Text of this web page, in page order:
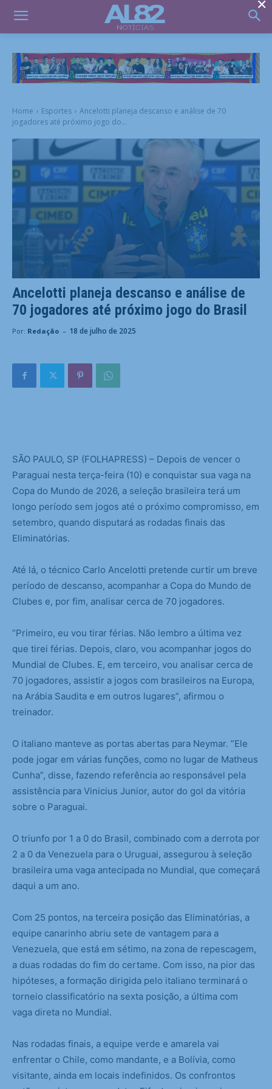
Home Esportes
Ancelotti planeja descanso e análise de 70
jogadores até próximo jogo do...
Ancelotti planeja descanso e análise de
70 jogadores até próximo jogo do Brasil
Por: Redação - 18 de julho de 2025
SÃO PAULO, SP (FOLHAPRESS) – Depois de vencer o
Paraguai nesta terça-feira (10) e conquistar sua vaga na
Copa do Mundo de 2026, a seleção brasileira terá um
longo período sem jogos até o próximo compromisso, em
setembro, quando disputará as rodadas finais das
Eliminatórias.
Até lá, o técnico Carlo Ancelotti pretende curtir um breve
período de descanso, acompanhar a Copa do Mundo de
Clubes e, por fim, analisar cerca de 70 jogadores.
”Primeiro, eu vou tirar férias. Não lembro a última vez
que tirei férias. Depois, claro, vou acompanhar jogos do
Mundial de Clubes. E, em terceiro, vou analisar cerca de
70 jogadores, assistir a jogos com brasileiros na Europa,
na Arábia Saudita e em outros lugares”, afirmou o
treinador.
O italiano manteve as portas abertas para Neymar. ”Ele
pode jogar em várias funções, como no lugar de Matheus
Cunha”, disse, fazendo referência ao responsável pela
assistência para Vinicius Junior, autor do gol da vitória
sobre o Paraguai.
O triunfo por 1 a 0 do Brasil, combinado com a derrota por
2 a 0 da Venezuela para o Uruguai, assegurou à seleção
brasileira uma vaga antecipada no Mundial, que começará
daqui a um ano.
Com 25 pontos, na terceira posição das Eliminatórias, a
equipe canarinho abriu sete de vantagem para a
Venezuela, que está em sétimo, na zona de repescagem,
a duas rodadas do fim do certame. Com isso, na pior das
hipóteses, a formação dirigida pelo italiano terminará o
torneio classificatório na sexta posição, a última com
vaga direta no Mundial.
Nas rodadas finais, a equipe verde e amarela vai
enfrentar o Chile, como mandante, e a Bolívia, como
visitante, ainda em locais indefinidos. Os confrontos